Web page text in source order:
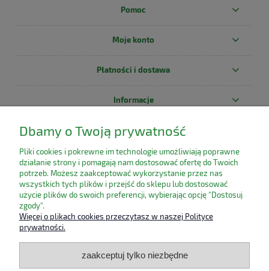
Pomoc
Moje konto
Płatności i dostawa
Informacje
O nas
Dbamy o Twoją prywatność
Pliki cookies i pokrewne im technologie umożliwiają poprawne
działanie strony i pomagają nam dostosować ofertę do Twoich
potrzeb. Możesz zaakceptować wykorzystanie przez nas
wszystkich tych plików i przejść do sklepu lub dostosować
użycie plików do swoich preferencji, wybierając opcję "Dostosuj
zgody".
Więcej o plikach cookies przeczytasz w naszej Polityce
prywatności.
zaakceptuj tylko niezbędne